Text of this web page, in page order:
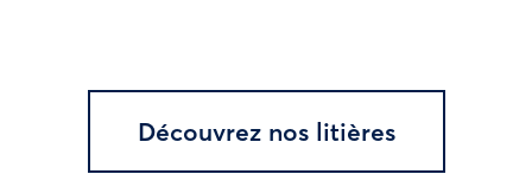
Découvrez nos litières